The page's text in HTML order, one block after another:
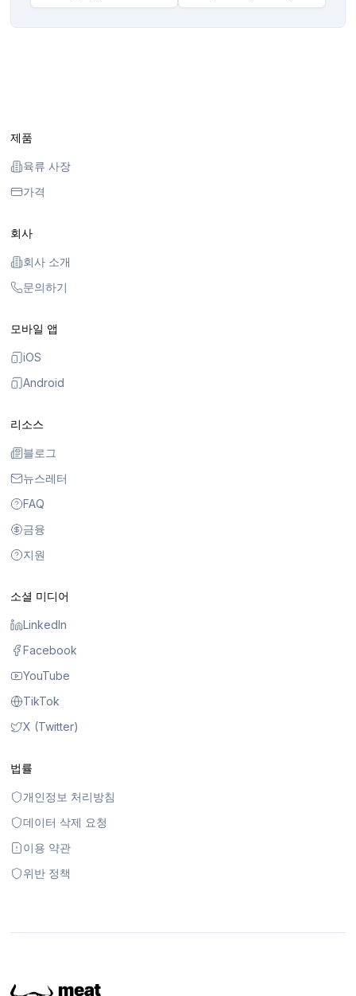
제품
육류 사장
가격
회사
회사 소개
문의하기
모바일 앱
iOS
Android
리소스
블로그
뉴스레터
FAQ
금융
지원
소셜 미디어
LinkedIn
Facebook
YouTube
TikTok
X (Twitter)
법률
개인정보 처리방침
데이터 삭제 요청
이용 약관
위반 정책